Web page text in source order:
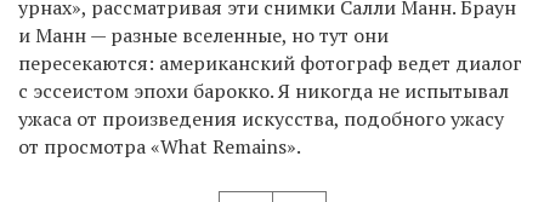
урнах», рассматривая эти снимки Салли Манн. Браун
и Манн — разные вселенные, но тут они
пересекаются: американский фотограф ведет диалог
с эссеистом эпохи барокко. Я никогда не испытывал
ужаса от произведения искусства, подобного ужасу
от просмотра «What Remains».